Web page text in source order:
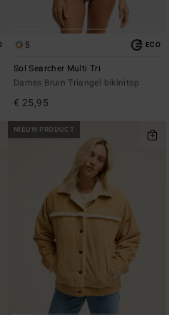
5 ECO
Sol Searcher Multi Tri
Dames Bruin Triangel bikinitop
€ 25,95
NIEUW PRODUCT